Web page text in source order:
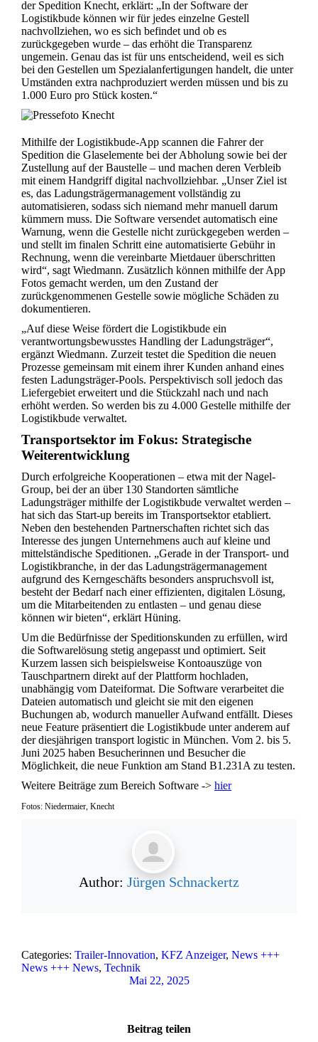
der Spedition Knecht, erklärt: „In der Software der
Logistikbude können wir für jedes einzelne Gestell
nachvollziehen, wo es sich befindet und ob es
zurückgegeben wurde – das erhöht die Transparenz
ungemein. Genau das ist für uns entscheidend, weil es sich
bei den Gestellen um Spezialanfertigungen handelt, die unter
Umständen extra nachproduziert werden müssen und bis zu
1.000 Euro pro Stück kosten.“
Mithilfe der Logistikbude-App scannen die Fahrer der
Spedition die Glaselemente bei der Abholung sowie bei der
Zustellung auf der Baustelle – und machen deren Verbleib
mit einem Handgriff digital nachvollziehbar. „Unser Ziel ist
es, das Ladungsträgermanagement vollständig zu
automatisieren, sodass sich niemand mehr manuell darum
kümmern muss. Die Software versendet automatisch eine
Warnung, wenn die Gestelle nicht zurückgegeben werden –
und stellt im finalen Schritt eine automatisierte Gebühr in
Rechnung, wenn die vereinbarte Mietdauer überschritten
wird“, sagt Wiedmann. Zusätzlich können mithilfe der App
Fotos gemacht werden, um den Zustand der
zurückgenommenen Gestelle sowie mögliche Schäden zu
dokumentieren.
„Auf diese Weise fördert die Logistikbude ein
verantwortungsbewusstes Handling der Ladungsträger“,
ergänzt Wiedmann. Zurzeit testet die Spedition die neuen
Prozesse gemeinsam mit einem ihrer Kunden anhand eines
festen Ladungsträger-Pools. Perspektivisch soll jedoch das
Liefergebiet erweitert und die Stückzahl nach und nach
erhöht werden. So werden bis zu 4.000 Gestelle mithilfe der
Logistikbude verwaltet.
Transportsektor im Fokus: Strategische
Weiterentwicklung
Durch erfolgreiche Kooperationen – etwa mit der Nagel-
Group, bei der an über 130 Standorten sämtliche
Ladungsträger mithilfe der Logistikbude verwaltet werden –
hat sich das Start-up bereits im Transportsektor etabliert.
Neben den bestehenden Partnerschaften richtet sich das
Interesse des jungen Unternehmens auch auf kleine und
mittelständische Speditionen. „Gerade in der Transport- und
Logistikbranche, in der das Ladungsträgermanagement
aufgrund des Kerngeschäfts besonders anspruchsvoll ist,
besteht der Bedarf nach einer effizienten, digitalen Lösung,
um die Mitarbeitenden zu entlasten – und genau diese
können wir bieten“, erklärt Hüning.
Um die Bedürfnisse der Speditionskunden zu erfüllen, wird
die Softwarelösung stetig angepasst und optimiert. Seit
Kurzem lassen sich beispielsweise Kontoauszüge von
Tauschpartnern direkt auf der Plattform hochladen,
unabhängig vom Dateiformat. Die Software verarbeitet die
Dateien automatisch und gleicht sie mit den eigenen
Buchungen ab, wodurch manueller Aufwand entfällt. Dieses
neue Feature präsentiert die Logistikbude unter anderem auf
der diesjährigen transport logistic in München. Vom 2. bis 5.
Juni 2025 haben Besucherinnen und Besucher die
Möglichkeit, die neue Funktion am Stand B1.231A zu testen.
Weitere Beiträge zum Bereich Software -> hier
Fotos: Niedermaier, Knecht
Author: Jürgen Schnackertz
Categories: Trailer-Innovation, KFZ Anzeiger, News +++
News +++ News, Technik
Mai 22, 2025
Beitrag teilen